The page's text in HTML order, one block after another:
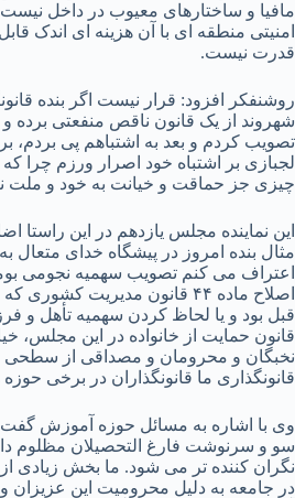
مافیا و ساختارهای معیوب در داخل
امنیتی منطقه ای با آن هزینه ای اندک
قدرت نیست.
روشنفکر افزود: قرار نیست اگر بنده
شهروند از یک قانون ناقص منفعتی برده و یا
تصویب کردم و بعد به اشتباهم پی
لجبازی بر اشتباه خود اصرار ورزم چرا که
چیزی جز حماقت و خیانت به خود و ملت
این نماینده مجلس یازدهم در این راستا
مثال بنده امروز در پیشگاه خدای متعال
اعتراف می کنم تصویب سهمیه نجومی
اصلاح ماده ۴۴ قانون مدیریت
قانون حمایت از خانواده در این مجلس،
نخبگان و محرومان و مصداقی از سطحی
قانونگذاری ما قانونگذاران در برخی حوزه
وی با اشاره به مسائل حوزه آموزش گفت:
سو و سرنوشت فارغ التحصیلان مظلوم
نگران کننده تر می شود. ما بخش زیادی از
در جامعه به دلیل محرومیت این عزیزان